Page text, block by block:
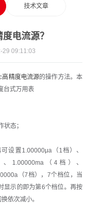
技术文章
电流源？
29 09:11:03
高精度电流源的操作方法。本
台式万用表
态；
置1.00000μa（1档）、
1.00000ma（4档）、
（7档），7个档位，当
显示的即为第6个档位。再按
依次减小。